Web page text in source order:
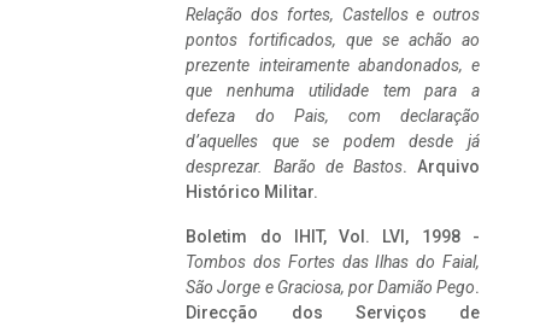
Relação dos fortes, Castellos e outros
pontos fortificados, que se achão ao
prezente inteiramente abandonados, e
que nenhuma utilidade tem para a
defeza do Pais, com declaração
d’aquelles que se podem desde já
desprezar. Barão de Bastos. Arquivo
Histórico Militar.
Boletim do IHIT, Vol. LVI, 1998 -
Tombos dos Fortes das Ilhas do Faial,
São Jorge e Graciosa, por Damião Pego.
Direcção dos Serviços de